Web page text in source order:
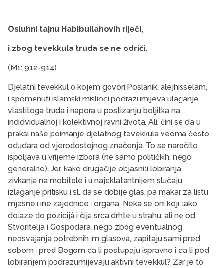
Osluhni tajnu Habibullahovih riječi,
i zbog tevekkula truda se ne odriči.
(M1: 912-914)
Djelatni tevekkul o kojem govori Poslanik, alejhisselam,
i spomenuti islamski mislioci podrazumijeva ulaganje
vlastitoga truda i napora u postizanju boljitka na
indidvidualnoj i kolektivnoj ravni života. Ali, čini se da u
praksi naše poimanje djelatnog tevekkula veoma često
odudara od vjerodostojnog značenja. To se naročito
ispoljava u vrijeme izborâ (ne samo političkih, nego
generalno). Jer, kako drugačije objasniti lobiranja,
zivkanja na mobitele i u najeklatantnijem slučaju
izlaganje pritisku i sl. da se dobije glas, pa makar za listu
mjesne i ine zajednice i organa. Neka se oni koji tako
dolaze do pozicijâ i čija srca drhte u strahu, ali ne od
Stvoritelja i Gospodara, nego zbog eventualnog
neosvajanja potrebnih im glasova, zapitaju sami pred
sobom i pred Bogom da li postupaju ispravno i da li pod
lobiranjem podrazumijevaju aktivni tevekkul? Zar je to